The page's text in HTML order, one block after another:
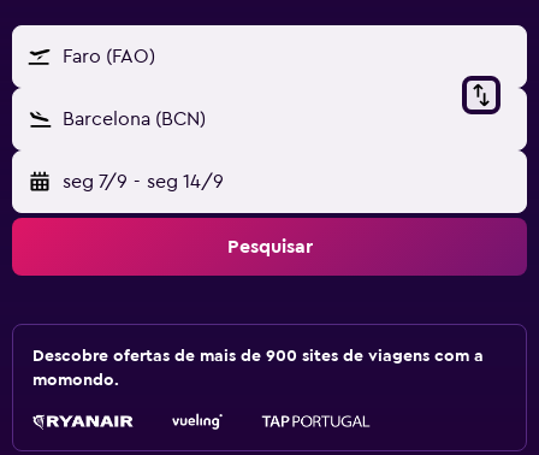
Faro (FAO)
Barcelona (BCN)
seg 7/9 - seg 14/9
Pesquisar
Descobre ofertas de mais de 900 sites de viagens com a
momondo.